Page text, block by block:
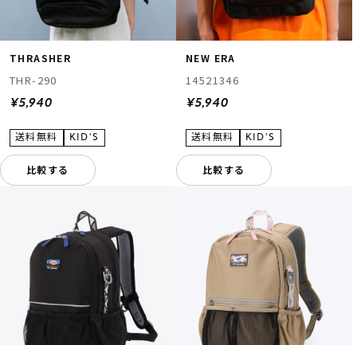
THRASHER
THR-290
¥5,940
比較する
NEW ERA
14521346
¥5,940
比較する